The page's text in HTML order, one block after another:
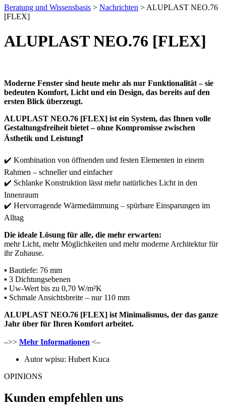
Beratung und Wissensbasis > Nachrichten > ALUPLAST NEO.76
[FLEX]
ALUPLAST NEO.76 [FLEX]
Moderne Fenster sind heute mehr als nur Funktionalität – sie
bedeuten Komfort, Licht und ein Design, das bereits auf den
ersten Blick überzeugt.
ALUPLAST NEO.76 [FLEX] ist ein System, das Ihnen volle
Gestaltungsfreiheit bietet – ohne Kompromisse zwischen
Ästhetik und Leistung❗
✔️ Kombination von öffnenden und festen Elementen in einem
Rahmen – schneller und einfacher
✔️ Schlanke Konstruktion lässt mehr natürliches Licht in den
Innenraum
✔️ Hervorragende Wärmedämmung – spürbare Einsparungen im
Alltag
Die ideale Lösung für alle, die mehr erwarten:
mehr Licht, mehr Möglichkeiten und mehr moderne Architektur für
ihr Zuhause.
▪️ Bautiefe: 76 mm
▪️ 3 Dichtungsebenen
▪️ Uw-Wert bis zu 0,70 W/m²K
▪️ Schmale Ansichtsbreite – nur 110 mm
ALUPLAST NEO.76 [FLEX] ist Minimalismus, der das ganze
Jahr über für Ihren Komfort arbeitet.
–>> Mehr Informationen <–
Autor wpisu: Hubert Kuca
OPINIONS
Kunden empfehlen uns